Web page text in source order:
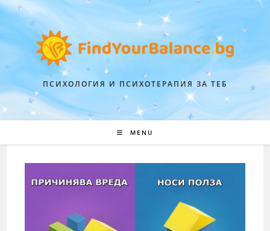
ПСИХОЛОГИЯ И ПСИХОТЕРАПИЯ ЗА ТЕБ
MENU